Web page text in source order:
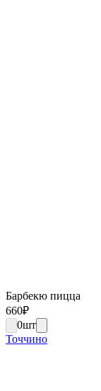
Барбекю пицца
660₽
0шт
Точчино